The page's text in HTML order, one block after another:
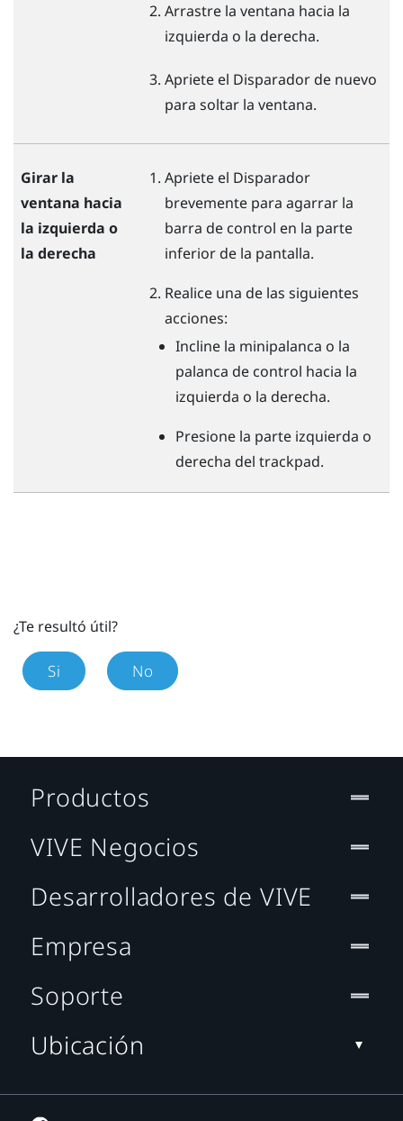
Arrastre la ventana hacia la
izquierda o la derecha.
Apriete el Disparadorde nuevo
para soltar la ventana.
Girar la
ventana hacia
la izquierda o
la derecha
Apriete el Disparador
brevemente para agarrar la
barra de control en la parte
inferior de la pantalla.
Realice una de las siguientes
acciones:
Incline la minipalanca o la
palanca de control hacia la
izquierda o la derecha.
Presione la parte izquierda o
derecha del trackpad.
¿Te resultó útil?
Si No
Productos
VIVE Negocios
Desarrolladores de VIVE
Empresa
Soporte
Ubicación